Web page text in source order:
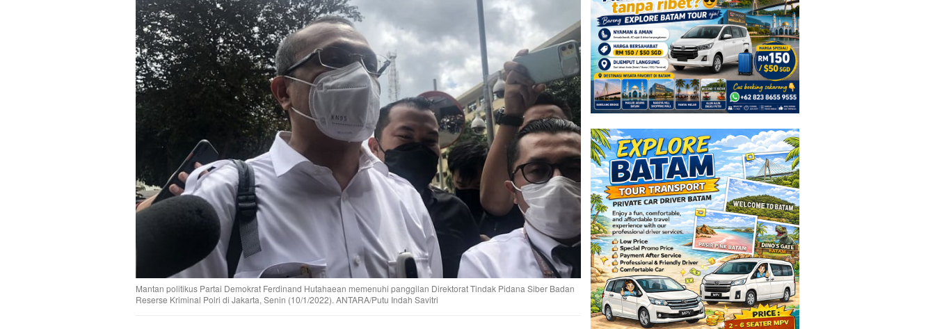
Mantan politikus Partai Demokrat Ferdinand Hutahaean memenuhi panggilan Direktorat Tindak Pidana Siber Badan
Reserse Kriminal Polri di Jakarta, Senin (10/1/2022). ANTARA/Putu Indah Savitri